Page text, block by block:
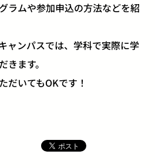
ラムや参加申込の方法などを紹
ャンパスでは、学科で実際に学
ます。
だいてもOKです！